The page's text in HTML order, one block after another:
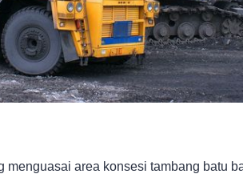
menguasai area konsesi tambang batu